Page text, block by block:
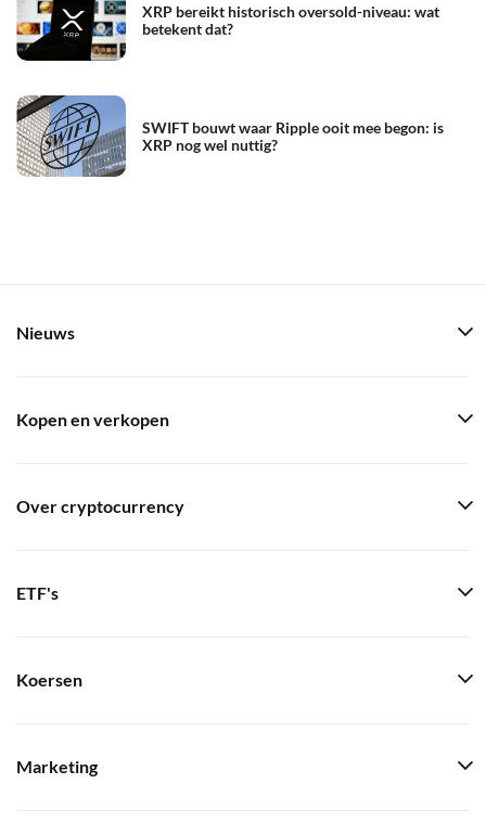
XRP bereikt historisch oversold-niveau: wat
betekent dat?
SWIFT bouwt waar Ripple ooit mee begon: is
XRP nog wel nuttig?
Nieuws
Kopen en verkopen
Over cryptocurrency
ETF's
Koersen
Marketing